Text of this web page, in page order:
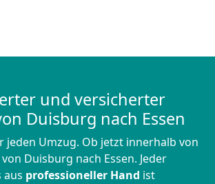
und versicherter
Duisburg nach Essen
jeden Umzug. Ob jetzt innerhalb von
Duisburg nach Essen. Jeder
aus professioneller Hand ist